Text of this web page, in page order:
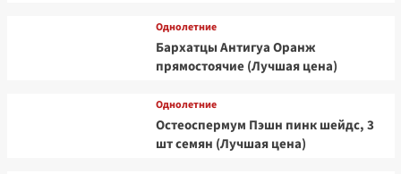
Однолетние
Бархатцы Антигуа Оранж
прямостоячие (Лучшая цена)
Однолетние
Остеоспермум Пэшн пинк шейдс, 3
шт семян (Лучшая цена)